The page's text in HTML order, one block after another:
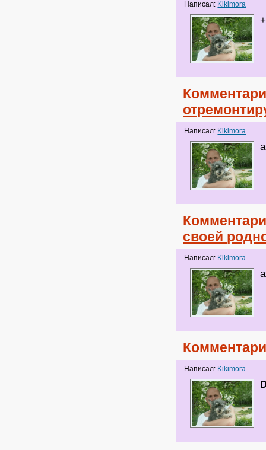
Написал: Kikimora
Написал: Kikimora
своей
Написал: Kikimora
Написал: Kikimora